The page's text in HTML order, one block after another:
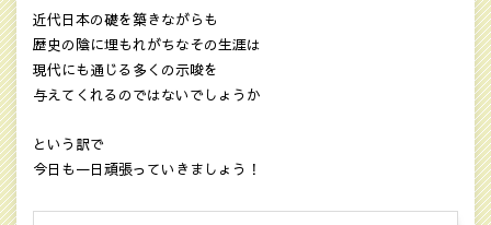
近代日本の礎を築きながらも
歴史の陰に埋もれがちなその生涯は
現代にも通じる多くの示唆を
与えてくれるのではないでしょうか
という訳で
今日も一日頑張っていきましょう！